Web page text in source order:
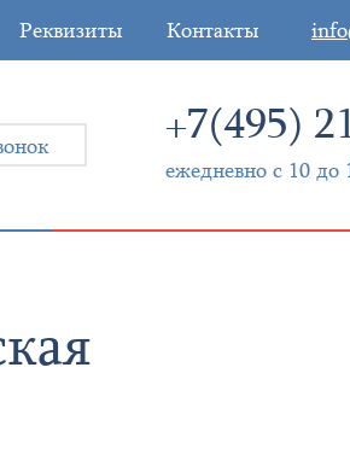
Реквизиты Контакты
+7(495)
ежедневно с 10 до